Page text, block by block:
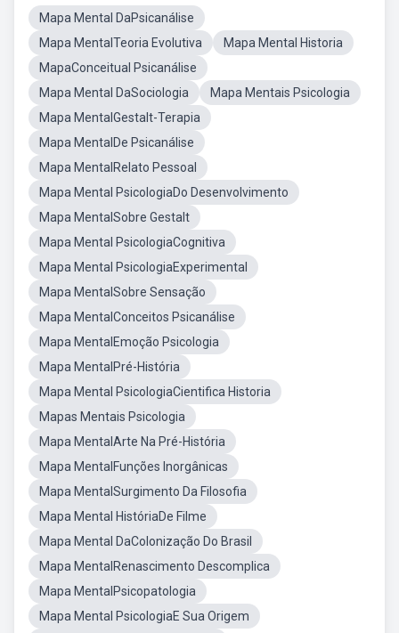
Mapa Mental DaPsicanálise
Mapa MentalTeoria Evolutiva
Mapa Mental Historia
MapaConceitual Psicanálise
Mapa Mental DaSociologia
Mapa Mentais Psicologia
Mapa MentalGestalt-Terapia
Mapa MentalDe Psicanálise
Mapa MentalRelato Pessoal
Mapa Mental PsicologiaDo Desenvolvimento
Mapa MentalSobre Gestalt
Mapa Mental PsicologiaCognitiva
Mapa Mental PsicologiaExperimental
Mapa MentalSobre Sensação
Mapa MentalConceitos Psicanálise
Mapa MentalEmoção Psicologia
Mapa MentalPré-História
Mapa Mental PsicologiaCientifica Historia
Mapas Mentais Psicologia
Mapa MentalArte Na Pré-História
Mapa MentalFunções Inorgânicas
Mapa MentalSurgimento Da Filosofia
Mapa Mental HistóriaDe Filme
Mapa Mental DaColonização Do Brasil
Mapa MentalRenascimento Descomplica
Mapa MentalPsicopatologia
Mapa Mental PsicologiaE Sua Origem